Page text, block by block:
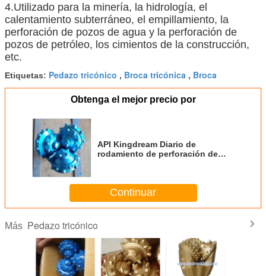
4.Utilizado para la minería, la hidrología, el
calentamiento subterráneo, el empillamiento, la
perforación de pozos de agua y la perforación de
pozos de petróleo, los cimientos de la construcción,
etc.
Etiquetas: Pedazo tricónico , Broca tricónica , Broca
Obtenga el mejor precio por
API Kingdream Diario de
rodamiento de perforación de
Continuar
Más Pedazo tricónico